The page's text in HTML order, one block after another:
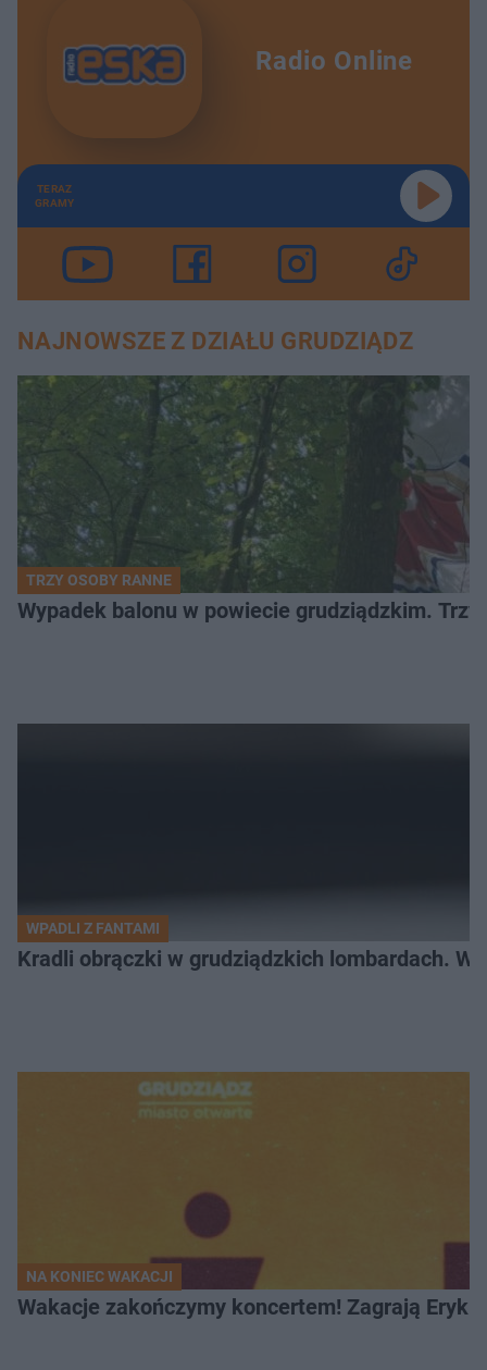
Radio Online
TERAZ
GRAMY
NAJNOWSZE Z DZIAŁU GRUDZIĄDZ
TRZY OSOBY RANNE
Wypadek balonu w powiecie grudziądzkim.
WPADLI Z FANTAMI
Kradli obrączki w grudziądzkich lombardach.
NA KONIEC WAKACJI
Wakacje zakończymy koncertem! Zagrają Eryk